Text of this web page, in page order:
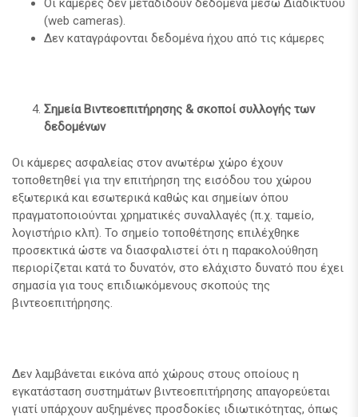
Οι κάμερες δεν μεταδίδουν δεδομένα μέσω Διαδικτύου
(web cameras).
Δεν καταγράφονται δεδομένα ήχου από τις κάμερες
Σημεία Βιντεοεπιτήρησης & σκοποί συλλογής των
δεδομένων
Οι κάμερες ασφαλείας στον ανωτέρω χώρο έχουν
τοποθετηθεί για την επιτήρηση της εισόδου του χώρου
εξωτερικά και εσωτερικά καθώς και σημείων όπου
πραγματοποιούνται χρηματικές συναλλαγές (π.χ. ταμείο,
λογιστήριο κλπ). Το σημείο τοποθέτησης επιλέχθηκε
προσεκτικά ώστε να διασφαλιστεί ότι η παρακολούθηση
περιορίζεται κατά το δυνατόν, στο ελάχιστο δυνατό που έχει
σημασία για τους επιδιωκόμενους σκοπούς της
βιντεοεπιτήρησης.
Δεν λαμβάνεται εικόνα από χώρους στους οποίους η
εγκατάσταση συστημάτων βιντεοεπιτήρησης απαγορεύεται
γιατί υπάρχουν αυξημένες προσδοκίες ιδιωτικότητας, όπως